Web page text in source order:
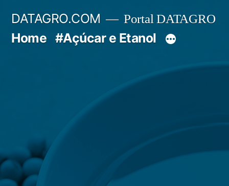
DATAGRO.COM Portal DATAGRO
Home #Açúcar e Etanol